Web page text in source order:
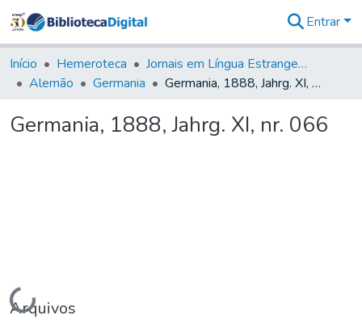
&
Coleções
Tudo na
Digital
Entrar
Início Hemeroteca
Jornais em Língua Estrangeira
Alemão
Germania Germania, 1888, Jahrg. XI, nr. 066
Germania, 1888, Jahrg. XI, nr. 066
Carregando...
Arquivos